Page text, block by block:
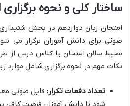
ساختار کلی و نحوه
امتحان زبان دوازدهم در بخش
صوتی برای دانش آموزان برگزار می
محیط سالن امتحان یا کلاس درس از
نکات مهم در نحوه برگزاری شامل موارد
تعداد دفعات تکرار: فایل صوتی